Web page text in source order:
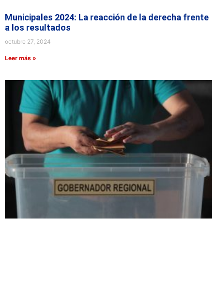
Municipales 2024: La reacción de la derecha frente
a los resultados
octubre 27, 2024
Leer más »